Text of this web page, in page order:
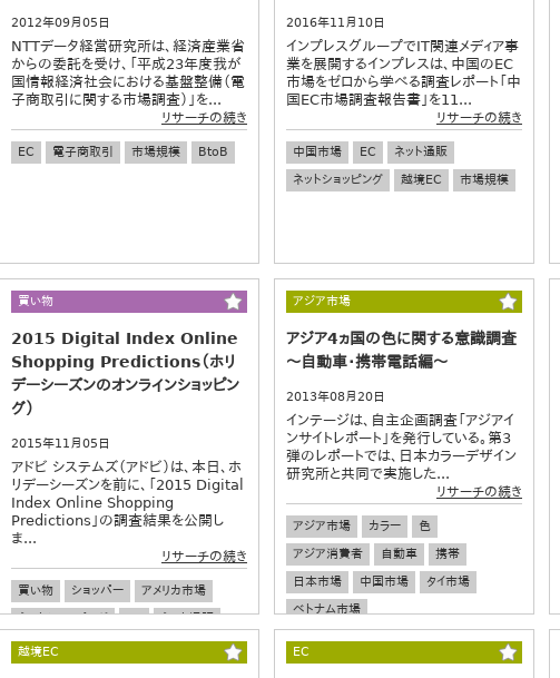
2012年09月05日
NTTデータ経営研究所は、経済産業省
からの委託を受け、「平成23年度我が
国情報経済社会における基盤整備（電
子商取引に関する市場調査）」を...
リサーチの続き
EC 電子商取引 市場規模 BtoB
2016年11月10日
インプレスグループでIT関連メディア事
業を展開するインプレスは、中国のEC
市場をゼロから学べる調査レポート「中
国EC市場調査報告書」を11...
リサーチの続き
中国市場 EC
ネット通販
ネットショッピング
越境EC 市場規模
買い物
2015 Digital Index Online
Shopping Predictions（ホリ
デーシーズンのオンラインショッピン
グ）
2015年11月05日
アドビ システムズ（アドビ）は、本日、ホ
リデーシーズンを前に、「2015 Digital
Index Online Shopping
Predictions」の調査結果を公開し
ま...
リサーチの続き
買い物 ショッパー
アメリカ市場
ネットショッピング
EC
ネット通販
スマホショッピング
プレゼント
アジア市場
アジア4ヵ国の色に関する意識調査
～自動車・携帯電話編～
2013年08月20日
インテージは、自主企画調査「アジアイ
ンサイトレポート」を発行している。第3
弾のレポートでは、日本カラーデザイン
研究所と共同で実施した...
リサーチの続き
アジア市場 カラー
色
アジア消費者
自動車
携帯
日本市場
中国市場
タイ市場
ベトナム市場
越境EC EC